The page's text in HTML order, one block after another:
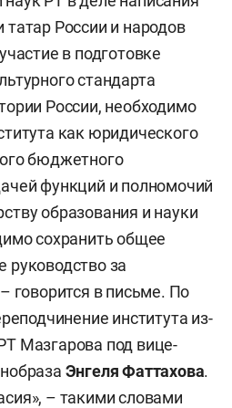
татар России и народов
в подготовке
стандарта
России, необходимо
как юридического
бюджетного
функций и полномочий
образования и науки
сохранить общее
руководство за
говорится в письме. По
института из-
Мазгарова под вице-
Энгеля Фаттахова.
– такими словами